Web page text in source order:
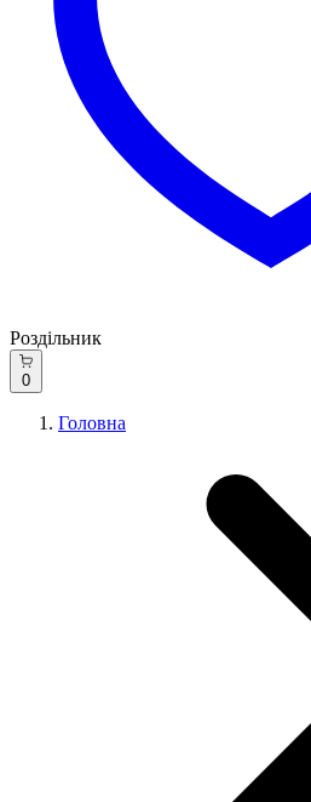
Роздільник
0
Головна